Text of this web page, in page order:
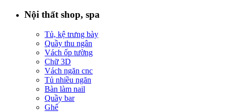
Nội thất shop, spa
Tủ, kệ trưng bày
Quầy thu ngân
Vách ốp tường
Chữ 3D
Vách ngăn cnc
Tủ nhiều ngăn
Bàn làm nail
Quầy bar
Ghế